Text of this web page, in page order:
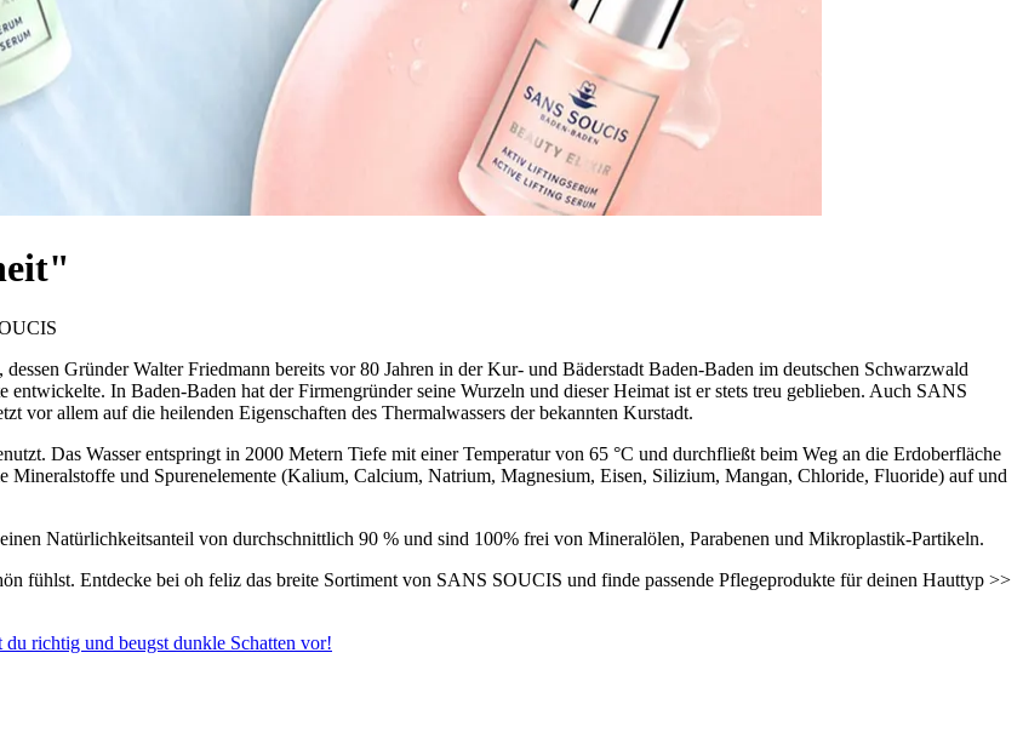
Gründer Walter Friedmann bereits vor 80 Jahren in der Kur- und Bäderstadt Baden-Baden im deutschen Schwarzwald
entwickelte. In Baden-Baden hat der Firmengründer seine Wurzeln und dieser Heimat ist er stets treu geblieben. Auch SANS
vor allem auf die heilenden Eigenschaften des Thermalwassers der bekannten Kurstadt.
Das Wasser entspringt in 2000 Metern Tiefe mit einer Temperatur von 65 °C und durchfließt beim Weg an die Erdoberfläche
Mineralstoffe und Spurenelemente (Kalium, Calcium, Natrium, Magnesium, Eisen, Silizium, Mangan, Chloride, Fluoride) auf und
Natürlichkeitsanteil von durchschnittlich 90 % und sind 100% frei von Mineralölen, Parabenen und Mikroplastik-Partikeln.
fühlst. Entdecke bei oh feliz das breite Sortiment von SANS SOUCIS und finde passende Pflegeprodukte für deinen Hauttyp >>
du richtig und beugst dunkle Schatten vor!